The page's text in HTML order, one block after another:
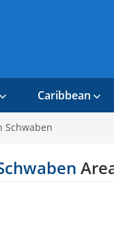
Caribbean
Schwaben